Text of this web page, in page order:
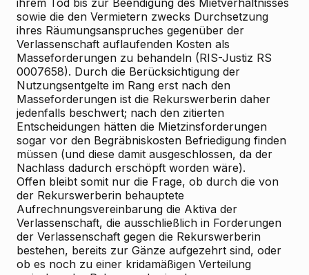
ihrem Tod bis zur Beendigung des Mietverhältnisses
sowie die den Vermietern zwecks Durchsetzung
ihres Räumungsanspruches gegenüber der
Verlassenschaft auflaufenden Kosten als
Masseforderungen zu behandeln (RIS-Justiz RS
0007658). Durch die Berücksichtigung der
Nutzungsentgelte im Rang erst nach den
Masseforderungen ist die Rekurswerberin daher
jedenfalls beschwert; nach den zitierten
Entscheidungen hätten die Mietzinsforderungen
sogar vor den Begräbniskosten Befriedigung finden
müssen (und diese damit ausgeschlossen, da der
Nachlass dadurch erschöpft worden wäre).
Offen bleibt somit nur die Frage, ob durch die von
der Rekurswerberin behauptete
Aufrechnungsvereinbarung die Aktiva der
Verlassenschaft, die ausschließlich in Forderungen
der Verlassenschaft gegen die Rekurswerberin
bestehen, bereits zur Gänze aufgezehrt sind, oder
ob es noch zu einer kridamäßigen Verteilung